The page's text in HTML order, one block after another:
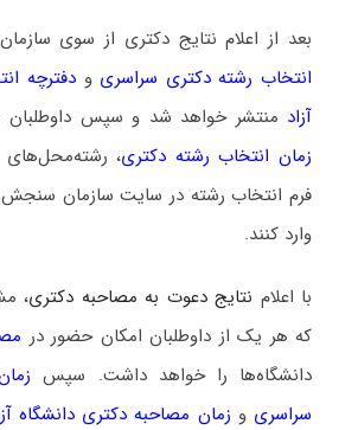
بعد از اعلام نتایج دکتری از سوی
انتخاب رشته دکتری سراسری ودفترچه
آزاد منتشر خواهد شد و سپس داوطلبان
زمان انتخاب رشته دکتری، رشته‌محل‌های
فرم انتخاب رشته در سایت سازمان سنجش
وارد کنند.
با اعلام نتایج دعوت به مصاحبه دکتری،
که هر یک از داوطلبان امکان حضور در
دانشگاه‌ها را خواهد داشت. سپس
سراسری و زمان مصاحبه دکتری دانشگاه